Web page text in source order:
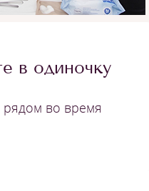
в одиночку
рядом во время